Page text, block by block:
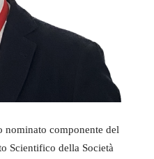
nominato componente del
Scientifico della Società